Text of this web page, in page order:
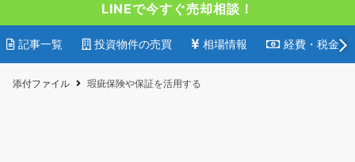
LINEで今すぐ売却相談！
記事一覧 投資物件の売買 相場情報 経費・税金
添付ファイル 瑕疵保険や保証を活用する